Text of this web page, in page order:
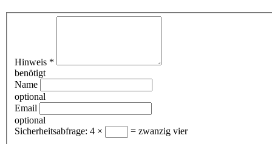
Hinweis *
benötigt
Name
optional
Email
optional
Sicherheitsabfrage: 4 × = zwanzig vier